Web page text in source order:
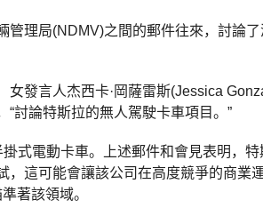
管理局(NDMV)之間的郵件往來，討論
發言人杰西卡·岡薩雷斯(Jessica
討論特斯拉的無人駕駛卡車項目。”
式電動卡車。上述郵件和會見表明，
，這可能會讓該公司在高度競爭的商業
著該領域。